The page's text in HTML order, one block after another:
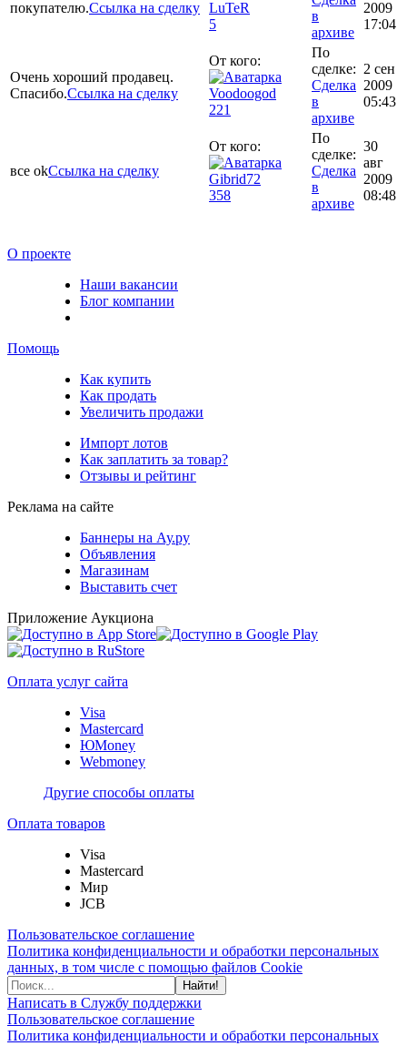
покупателю.Ссылка на сделку LuTeR
5
в
архиве
2009
17:04
Очень хороший продавец.
Спасибо.Ссылка на сделку
От кого:
Voodoogod
221
По
сделке:
Сделка
в
архиве
2 сен
2009
05:43
все okСсылка на сделку
От кого:
Gibrid72
358
По
сделке:
Сделка
в
архиве
30
авг
2009
08:48
О проекте
Наши вакансии
Блог компании
Помощь
Как купить
Как продать
Увеличить продажи
Импорт лотов
Как заплатить за товар?
Отзывы и рейтинг
Реклама на сайте
Баннеры на Ау.ру
Объявления
Магазинам
Выставить счет
Приложение Аукциона
Оплата услуг сайта
Visa
Mastercard
ЮMoney
Webmoney
Другие способы оплаты
Оплата товаров
Visa
Mastercard
Мир
JCB
Пользовательское соглашение
Политика конфиденциальности и обработки персональных
данных, в том числе с помощью файлов Cookie
Найти!
Написать в Службу поддержки
Пользовательское соглашение
Политика конфиденциальности и обработки персональных